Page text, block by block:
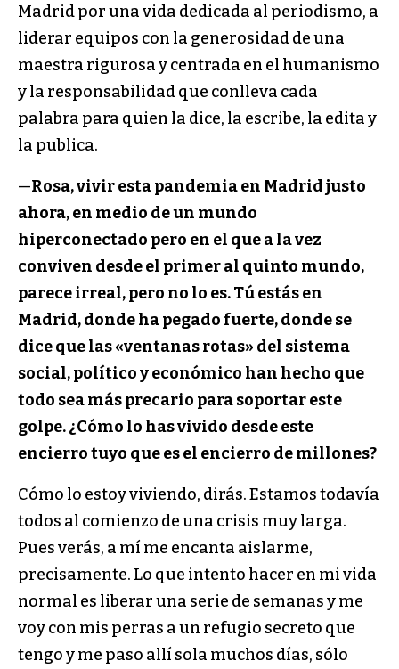
Madrid por una vida dedicada al periodismo, a
liderar equipos con la generosidad de una
maestra rigurosa y centrada en el humanismo
y la responsabilidad que conlleva cada
palabra para quien la dice, la escribe, la edita y
la publica.
—Rosa, vivir esta pandemia en Madrid justo
ahora, en medio de un mundo
hiperconectado pero en el que a la vez
conviven desde el primer al quinto mundo,
parece irreal, pero no lo es. Tú estás en
Madrid, donde ha pegado fuerte, donde se
dice que las «ventanas rotas» del sistema
social, político y económico han hecho que
todo sea más precario para soportar este
golpe. ¿Cómo lo has vivido desde este
encierro tuyo que es el encierro de millones?
Cómo lo estoy viviendo, dirás. Estamos todavía
todos al comienzo de una crisis muy larga.
Pues verás, a mí me encanta aislarme,
precisamente. Lo que intento hacer en mi vida
normal es liberar una serie de semanas y me
voy con mis perras a un refugio secreto que
tengo y me paso allí sola muchos días, sólo